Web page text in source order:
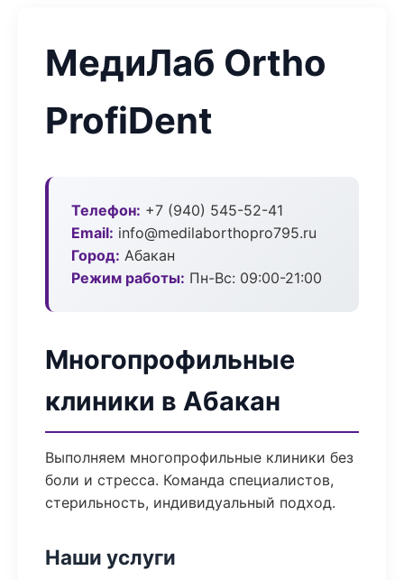
МедиЛаб Ortho
ProfiDent
Телефон: +7 (940) 545-52-41
Email: info@medilaborthopro795.ru
Город: Абакан
Режим работы: Пн-Вс: 09:00-21:00
Многопрофильные
клиники в Абакан
Выполняем многопрофильные клиники без
боли и стресса. Команда специалистов,
стерильность, индивидуальный подход.
Наши услуги